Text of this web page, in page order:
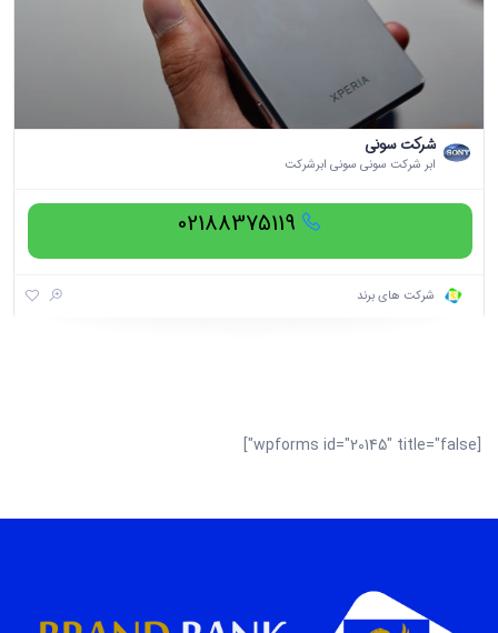
شرکت سونی
ابر شرکت سونی سونی ابرشرکت
02188375119
شرکت های برند
[wpforms id="20145" title="false"]